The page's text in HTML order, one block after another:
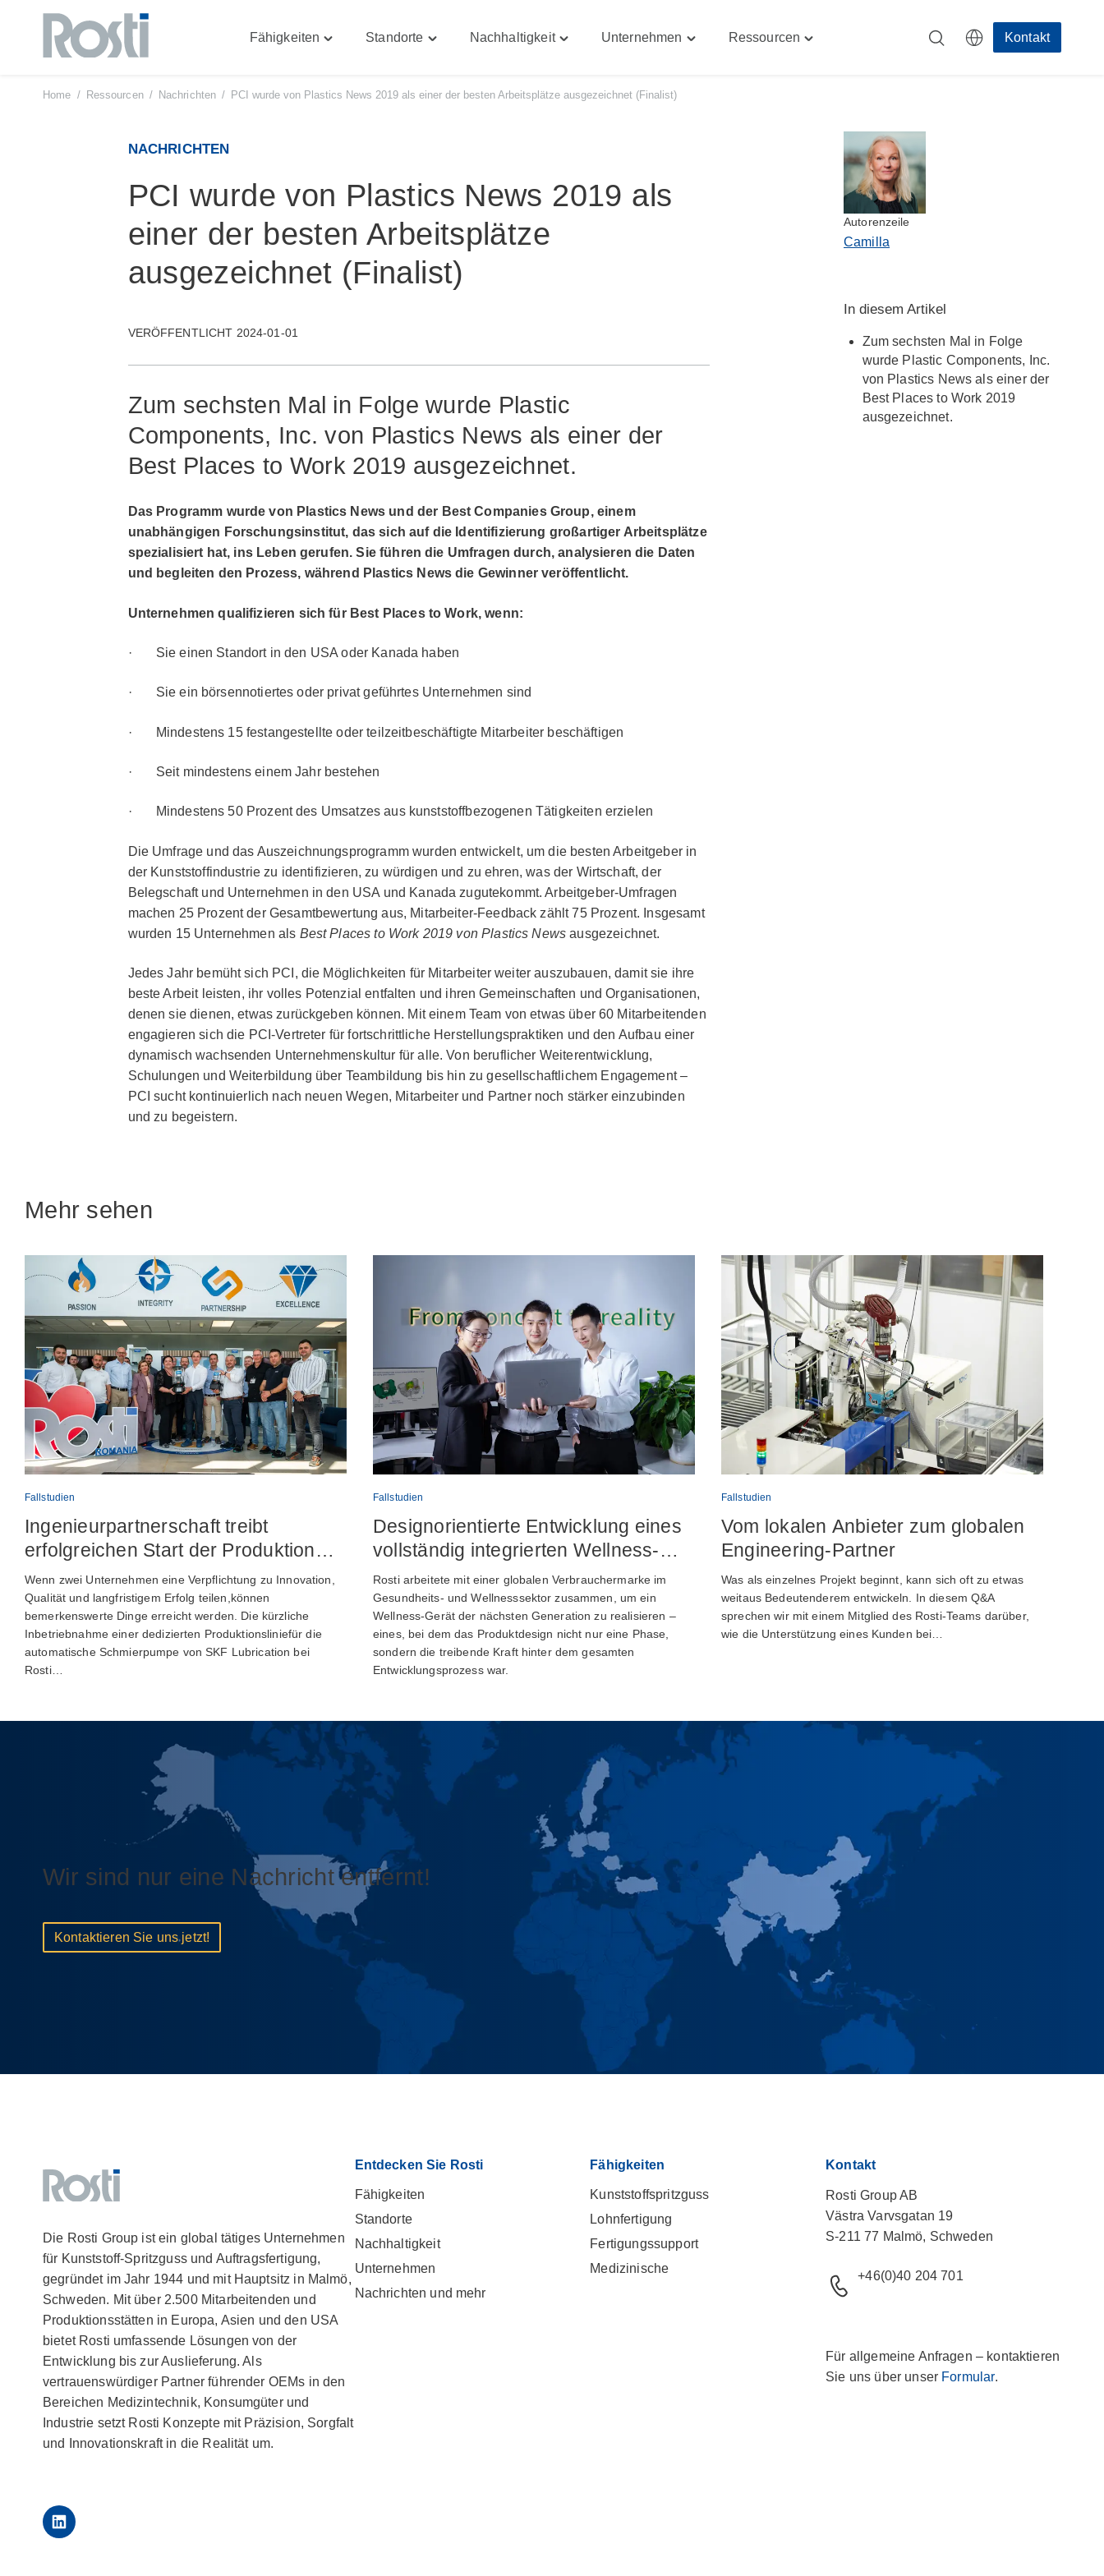
Zum
Fähigkeiten Standorte Nachhaltigkeit
Toggle
Unternehmen Ressourcen Kontakt
Home / Ressourcen / Nachrichten / PCI wurde von Plastics News 2019 als einer der besten Arbeitsplätze ausgezeichnet (Finalist)
NACHRICHTEN
PCI wurde von Plastics News 2019 als
einer der besten Arbeitsplätze
ausgezeichnet (Finalist)
VERÖFFENTLICHT 2024-01-01
Zum sechsten Mal in Folge wurde Plastic
Components, Inc. von Plastics News als einer der
Best Places to Work 2019 ausgezeichnet.
Das Programm wurde von Plastics News und der Best Companies Group, einem
unabhängigen Forschungsinstitut, das sich auf die Identifizierung großartiger Arbeitsplätze
spezialisiert hat, ins Leben gerufen. Sie führen die Umfragen durch, analysieren die Daten
und begleiten den Prozess, während Plastics News die Gewinner veröffentlicht.
Unternehmen qualifizieren sich für Best Places to Work, wenn:
· Sie einen Standort in den USA oder Kanada haben
· Sie ein börsennotiertes oder privat geführtes Unternehmen sind
· Mindestens 15 festangestellte oder teilzeitbeschäftigte Mitarbeiter beschäftigen
· Seit mindestens einem Jahr bestehen
· Mindestens 50 Prozent des Umsatzes aus kunststoffbezogenen Tätigkeiten erzielen
Die Umfrage und das Auszeichnungsprogramm wurden entwickelt, um die besten Arbeitgeber in
der Kunststoffindustrie zu identifizieren, zu würdigen und zu ehren, was der Wirtschaft, der
Belegschaft und Unternehmen in den USA und Kanada zugutekommt. Arbeitgeber-Umfragen
machen 25 Prozent der Gesamtbewertung aus, Mitarbeiter-Feedback zählt 75 Prozent. Insgesamt
wurden 15 Unternehmen als Best Places to Work 2019 von Plastics News ausgezeichnet.
Jedes Jahr bemüht sich PCI, die Möglichkeiten für Mitarbeiter weiter auszubauen, damit sie ihre
beste Arbeit leisten, ihr volles Potenzial entfalten und ihren Gemeinschaften und Organisationen,
denen sie dienen, etwas zurückgeben können. Mit einem Team von etwas über 60 Mitarbeitenden
engagieren sich die PCI-Vertreter für fortschrittliche Herstellungspraktiken und den Aufbau einer
dynamisch wachsenden Unternehmenskultur für alle. Von beruflicher Weiterentwicklung,
Schulungen und Weiterbildung über Teambildung bis hin zu gesellschaftlichem Engagement –
PCI sucht kontinuierlich nach neuen Wegen, Mitarbeiter und Partner noch stärker einzubinden
und zu begeistern.
Autorenzeile
Camilla
In diesem Artikel
Zum sechsten Mal in Folge
wurde Plastic Components, Inc.
von Plastics News als einer der
Best Places to Work 2019
ausgezeichnet.
Mehr sehen
Fallstudien
Ingenieurpartnerschaft treibt
erfolgreichen Start der Produktion
automatischer Schmiervorrichtungen
voran
Wenn zwei Unternehmen eine Verpflichtung zu Innovation,
Qualität und langfristigem Erfolg teilen,können
bemerkenswerte Dinge erreicht werden. Die kürzliche
Inbetriebnahme einer dedizierten Produktionsliniefür die
automatische Schmierpumpe von SKF Lubrication bei
Rosti…
Fallstudien
Designorientierte Entwicklung eines
vollständig integrierten Wellness-
Geräts
Rosti arbeitete mit einer globalen Verbrauchermarke im
Gesundheits- und Wellnesssektor zusammen, um ein
Wellness-Gerät der nächsten Generation zu realisieren –
eines, bei dem das Produktdesign nicht nur eine Phase,
sondern die treibende Kraft hinter dem gesamten
Entwicklungsprozess war.
Fallstudien
Vom lokalen Anbieter zum globalen
Engineering-Partner
Was als einzelnes Projekt beginnt, kann sich oft zu etwas
weitaus Bedeutenderem entwickeln. In diesem Q&A
sprechen wir mit einem Mitglied des Rosti-Teams darüber,
wie die Unterstützung eines Kunden bei…
Wir sind nur eine Nachricht entfernt!
Kontaktieren Sie uns jetzt!
Die Rosti Group ist ein global tätiges Unternehmen
für Kunststoff-Spritzguss und Auftragsfertigung,
gegründet im Jahr 1944 und mit Hauptsitz in Malmö,
Schweden. Mit über 2.500 Mitarbeitenden und
Produktionsstätten in Europa, Asien und den USA
bietet Rosti umfassende Lösungen von der
Entwicklung bis zur Auslieferung. Als
vertrauenswürdiger Partner führender OEMs in den
Bereichen Medizintechnik, Konsumgüter und
Industrie setzt Rosti Konzepte mit Präzision, Sorgfalt
und Innovationskraft in die Realität um.
Entdecken Sie Rosti
Fähigkeiten
Standorte
Nachhaltigkeit
Unternehmen
Nachrichten und mehr
Fähigkeiten
Kunststoffspritzguss
Lohnfertigung
Fertigungssupport
Medizinische
Kontakt
Rosti Group AB
Västra Varvsgatan 19
S-211 77 Malmö, Schweden
+46(0)40 204 701
Für allgemeine Anfragen – kontaktieren
Sie uns über unser Formular.
LinkedIn